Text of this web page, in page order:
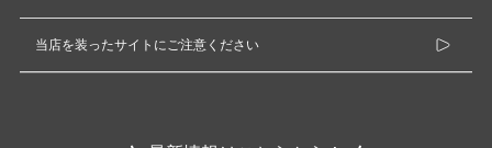
当店を装ったサイトにご注意ください